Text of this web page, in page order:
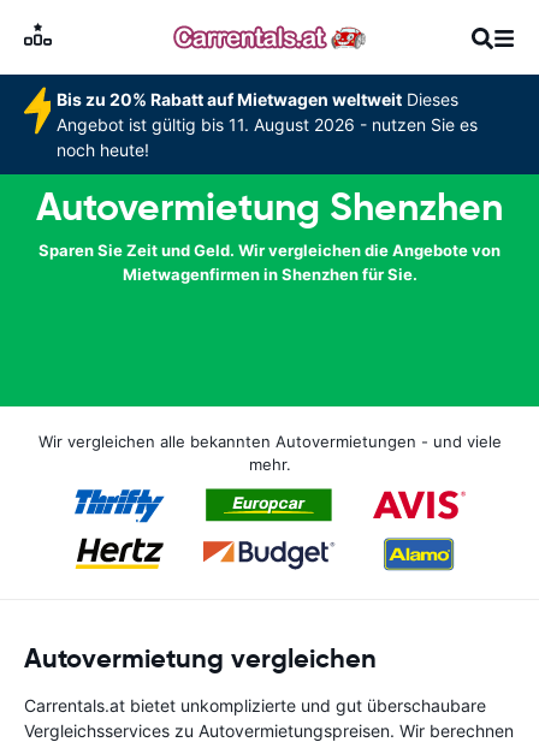
Bis zu 20% Rabatt auf Mietwagen weltweitDieses
Angebot ist gültig bis 11. August 2026 - nutzen Sie es
noch heute!
Autovermietung Shenzhen
Sparen Sie Zeit und Geld. Wir vergleichen die Angebote von
Mietwagenfirmen in Shenzhen für Sie.
Wir vergleichen alle bekannten Autovermietungen - und viele
mehr.
Autovermietung vergleichen
Carrentals.at bietet unkomplizierte und gut überschaubare
Vergleichsservices zu Autovermietungspreisen. Wir berechnen